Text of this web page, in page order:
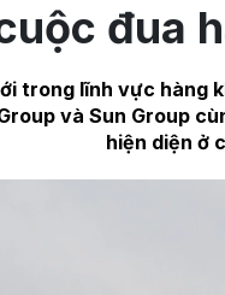
đua
trong lĩnh vực hàng
và Sun Group
hiện diện ở